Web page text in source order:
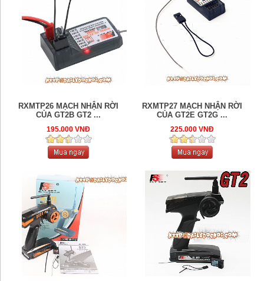
RXMTP26 MẠCH NHẬN RỜI
CỦA GT2B GT2 ...
195.000 VNĐ
RXMTP27 MẠCH NHẬN RỜI
CỦA GT2E GT2G ...
225.000 VNĐ